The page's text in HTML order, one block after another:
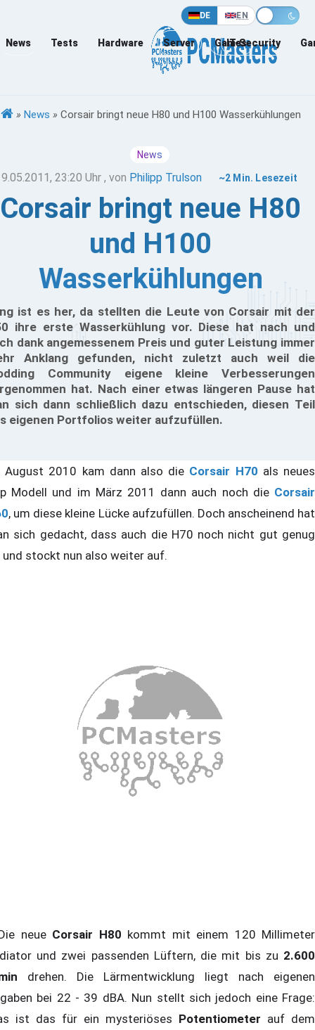
DE EN
News Tests Hardware Server Games
IT-Security
» News » Corsair bringt neue H80 und H100 Wasserkühlungen
News
23:20 Uhr , von Philipp Trulson ~2 Min. Lesezeit
Corsair bringt neue H80
und H100
Wasserkühlungen
ist es her, da stellten die Leute von Corsair mit der
ihre erste Wasserkühlung vor. Diese hat nach und
dank angemessenem Preis und guter Leistung immer
Anklang gefunden, nicht zuletzt auch weil die
Community eigene kleine Verbesserungen
hat. Nach einer etwas längeren Pause hat
sich dann schließlich dazu entschieden, diesen Teil
eigenen Portfolios weiter aufzufüllen.
August 2010 kam dann also die Corsair H70 als neues
Modell und im März 2011 dann auch noch die Corsair
, um diese kleine Lücke aufzufüllen. Doch anscheinend hat
sich gedacht, dass auch die H70 noch nicht gut genug
stockt nun also weiter auf.
neue Corsair H80 kommt mit einem 120 Millimeter
und zwei passenden Lüftern, die mit bis zu 2.600
drehen. Die Lärmentwicklung liegt nach eigenen
bei 22 - 39 dBA. Nun stellt sich jedoch eine Frage:
ist das für ein mysteriöses Potentiometer auf dem